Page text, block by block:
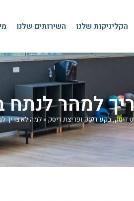
הקליניקות שלנו השירותים שלנו
למהר לנתח
דיסק, בקע דיסק ופריצת דיסק »למה לא צריך